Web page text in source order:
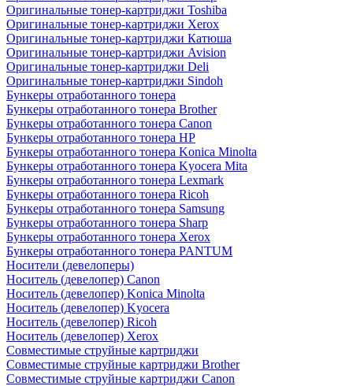
Оригинальные тонер-картриджи Toshiba
Оригинальные тонер-картриджи Xerox
Оригинальные тонер-картриджи Катюша
Оригинальные тонер-картриджи Avision
Оригинальные тонер-картриджи Deli
Оригинальные тонер-картриджи Sindoh
Бункеры отработанного тонера
Бункеры отработанного тонера Brother
Бункеры отработанного тонера Canon
Бункеры отработанного тонера HP
Бункеры отработанного тонера Konica Minolta
Бункеры отработанного тонера Kyocera Mita
Бункеры отработанного тонера Lexmark
Бункеры отработанного тонера Ricoh
Бункеры отработанного тонера Samsung
Бункеры отработанного тонера Sharp
Бункеры отработанного тонера Xerox
Бункеры отработанного тонера PANTUM
Носители (девелоперы)
Носитель (девелопер) Canon
Носитель (девелопер) Konica Minolta
Носитель (девелопер) Kyocera
Носитель (девелопер) Ricoh
Носитель (девелопер) Xerox
Совместимые струйные картриджи
Совместимые струйные картриджи Brother
Совместимые струйные картриджи Canon